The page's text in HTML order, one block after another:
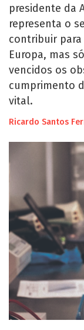
presidente da
representa o
contribuir
Europa, mas
vencidos os
cumprimento
vital.
Ricardo Santos